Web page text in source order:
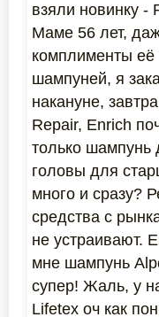
взяли новинку
Маме 56 лет,
комплименты
шампуней, я
накануне,
Repair, Enrich
только шампунь
головы для
много и сразу?
средства с
не устраивают.
мне шампунь
супер! Жаль, у
Lifetex оч как